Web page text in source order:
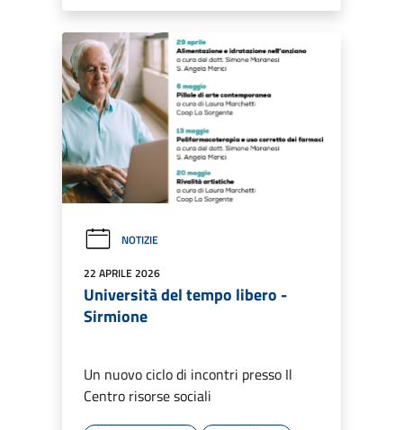
NOTIZIE
22 APRILE 2026
Università del tempo libero -
Sirmione
Un nuovo ciclo di incontri presso Il
Centro risorse sociali